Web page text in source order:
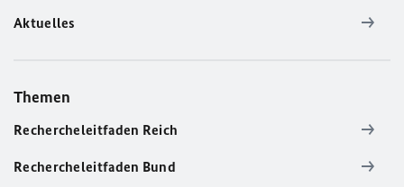
Aktuelles
Themen
Rechercheleitfaden Reich
Rechercheleitfaden Bund